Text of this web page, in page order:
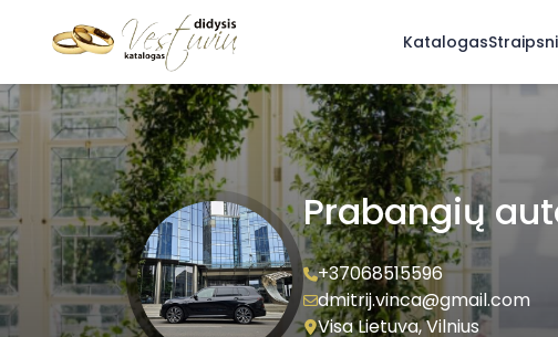
Katalogas
Prabangių
+37068515596
dmitrij.vinca@gmail.com
Visa Lietuva, Vilnius